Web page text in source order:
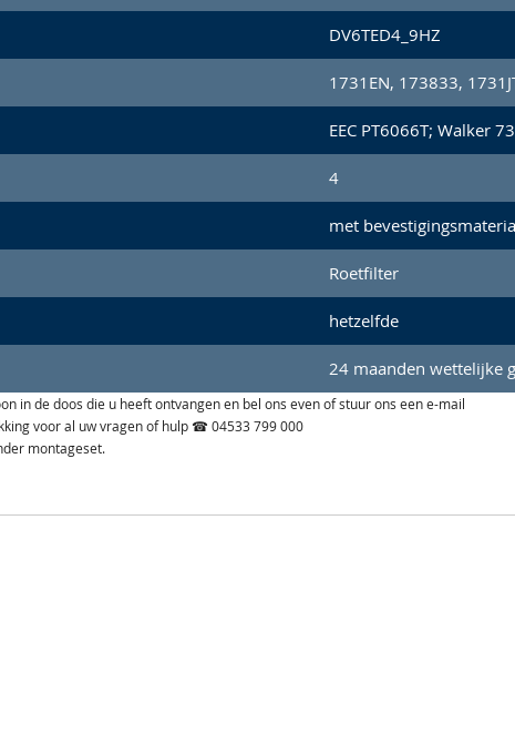
DV6TED4_9HZ
1731EN, 173833,
EEC PT6066T; Walker
4
met
Roetfilter
hetzelfde
24 maanden wettelijke
in de doos die u heeft ontvangen en bel ons even of stuur ons een e-mail
voor al uw vragen of hulp ☎ 04533 799 000
montageset.